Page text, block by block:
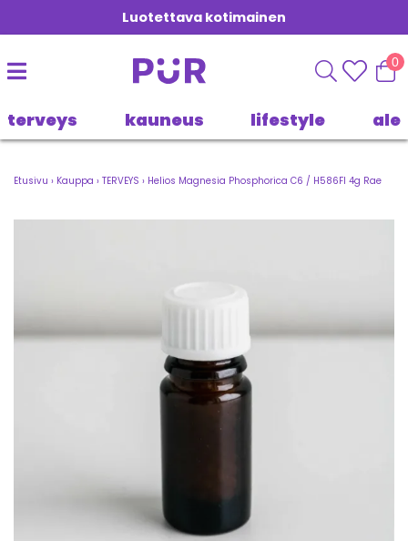
Luotettava kotimainen
0
terveys kauneus lifestyle ale
Etusivu › Kauppa › TERVEYS › Helios Magnesia Phosphorica C6 / H586FI 4g Rae